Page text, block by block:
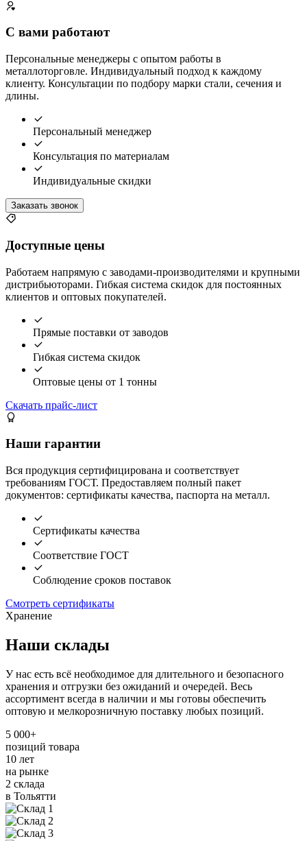
С вами работают
Персональные менеджеры с опытом работы в
металлоторговле. Индивидуальный подход к каждому
клиенту. Консультации по подбору марки стали, сечения и
длины.
Персональный менеджер
Консультация по материалам
Индивидуальные скидки
Заказать звонок
Доступные цены
Работаем напрямую с заводами-производителями и крупными
дистрибьюторами. Гибкая система скидок для постоянных
клиентов и оптовых покупателей.
Прямые поставки от заводов
Гибкая система скидок
Оптовые цены от 1 тонны
Скачать прайс-лист
Наши гарантии
Вся продукция сертифицирована и соответствует
требованиям ГОСТ. Предоставляем полный пакет
документов: сертификаты качества, паспорта на металл.
Сертификаты качества
Соответствие ГОСТ
Соблюдение сроков поставок
Смотреть сертификаты
Хранение
Наши склады
У нас есть всё необходимое для длительного и безопасного
хранения и отгрузки без ожиданий и очередей. Весь
ассортимент всегда в наличии и мы готовы обеспечить
оптовую и мелкорозничную поставку любых позиций.
5 000+
позиций товара
10 лет
на рынке
2 склада
в Тольятти